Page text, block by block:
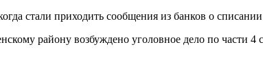
стали приходить сообщения из банков о
району возбуждено уголовное дело по части